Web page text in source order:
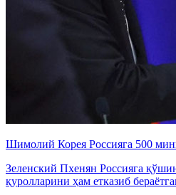
Шимолий Корея Россияга 500
Зеленский Пхенян Россияга
қуролларини ҳам етказиб